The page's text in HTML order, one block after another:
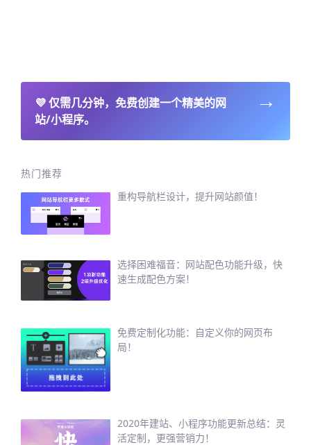
💜仅需几分钟，免费创建一个精美的网
站/小程序。
→
热门推荐
重构导航栏设计，提升网站颜值！
选择困难福音：网站配色功能升级，快
速生成配色方案！
免费定制化功能：自定义你的网页布
局！
2020年建站、小程序功能更新总结：灵
活定制，更强营销力！